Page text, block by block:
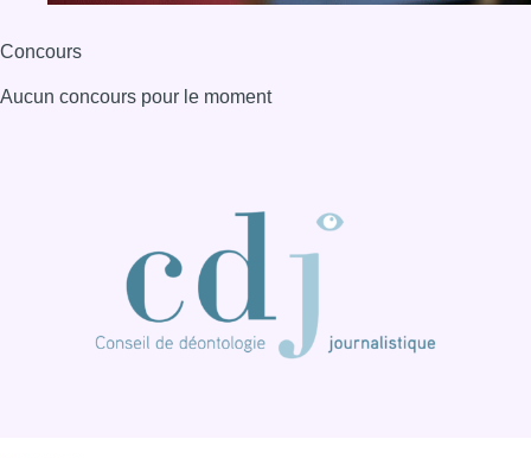
Concours
Aucun concours pour le moment